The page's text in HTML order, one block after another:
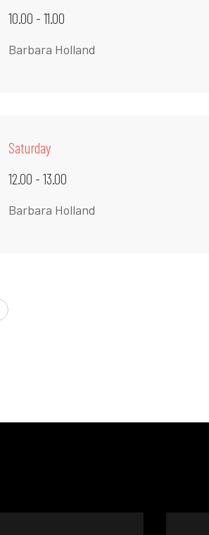
10.00 - 11.00
Barbara Holland
Saturday
12.00 - 13.00
Barbara Holland